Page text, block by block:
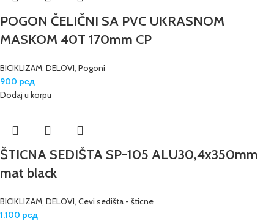
POGON ČELIČNI SA PVC UKRASNOM
MASKOM 40T 170mm CP
BICIKLIZAM, DELOVI, Pogoni
900 рсд
Dodaj u korpu
ŠTICNA SEDIŠTA SP-105 ALU30,4x350mm
mat black
BICIKLIZAM, DELOVI, Cevi sedišta - šticne
1.100 рсд